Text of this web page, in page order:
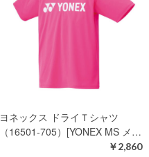
ヨネックス ドライＴシャツ
（16501-705）[YONEX MS メ…
￥2,860